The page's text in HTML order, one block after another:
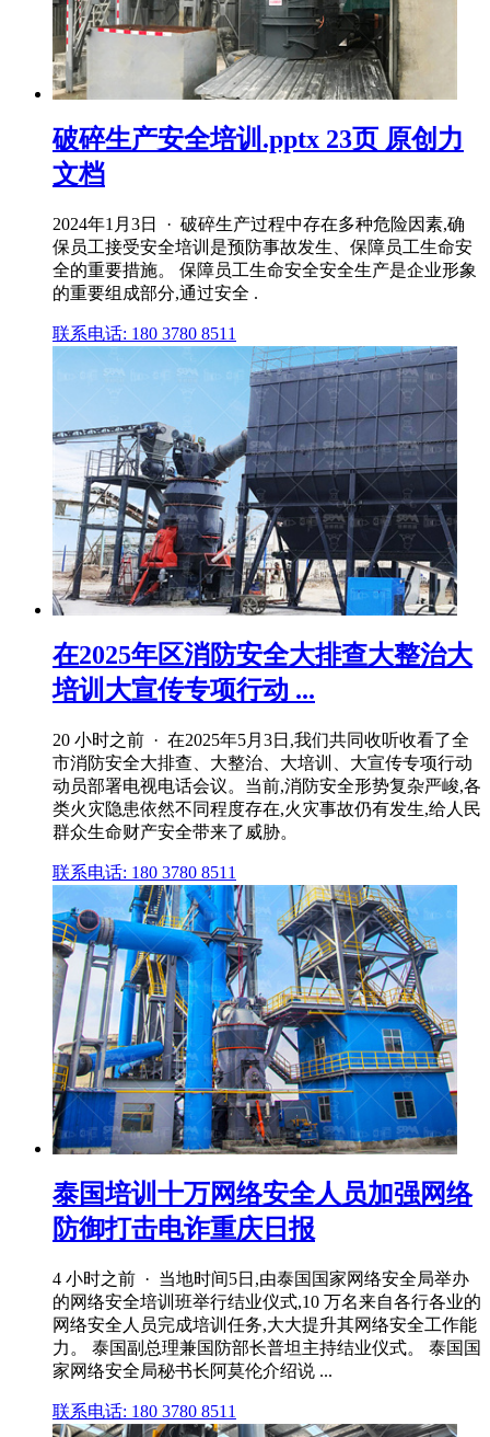
破碎生产安全培训.pptx 23页 原创力
文档
2024年1月3日 · 破碎生产过程中存在多种危险因素,确
保员工接受安全培训是预防事故发生、保障员工生命安
全的重要措施。 保障员工生命安全安全生产是企业形象
的重要组成部分,通过安全 .
联系电话: 180 3780 8511
在2025年区消防安全大排查大整治大
培训大宣传专项行动 ...
20 小时之前 · 在2025年5月3日,我们共同收听收看了全
市消防安全大排查、大整治、大培训、大宣传专项行动
动员部署电视电话会议。当前,消防安全形势复杂严峻,各
类火灾隐患依然不同程度存在,火灾事故仍有发生,给人民
群众生命财产安全带来了威胁。
联系电话: 180 3780 8511
泰国培训十万网络安全人员加强网络
防御打击电诈重庆日报
4 小时之前 · 当地时间5日,由泰国国家网络安全局举办
的网络安全培训班举行结业仪式,10 万名来自各行各业的
网络安全人员完成培训任务,大大提升其网络安全工作能
力。 泰国副总理兼国防部长普坦主持结业仪式。 泰国国
家网络安全局秘书长阿莫伦介绍说 ...
联系电话: 180 3780 8511